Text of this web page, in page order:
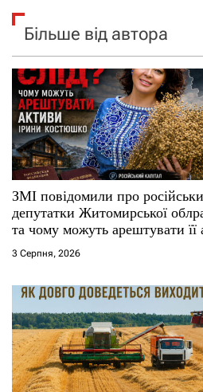
Більше від автора
ЗМІ повідомили про
депутатки Житомирської
та чому можуть арештувати її
3 Серпня, 2026